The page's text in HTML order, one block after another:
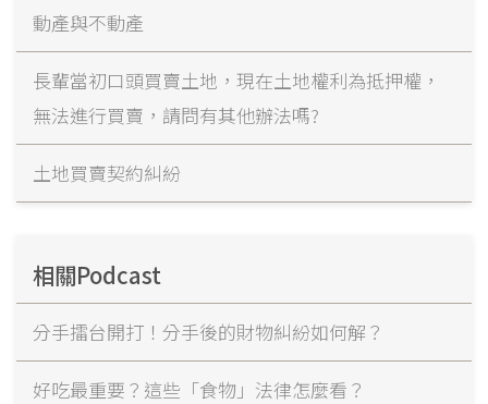
動產與不動產
長輩當初口頭買賣土地，現在土地權利為抵押權，
無法進行買賣，請問有其他辦法嗎?
土地買賣契約糾紛
相關Podcast
分手擂台開打！分手後的財物糾紛如何解？
好吃最重要？這些「食物」法律怎麼看？